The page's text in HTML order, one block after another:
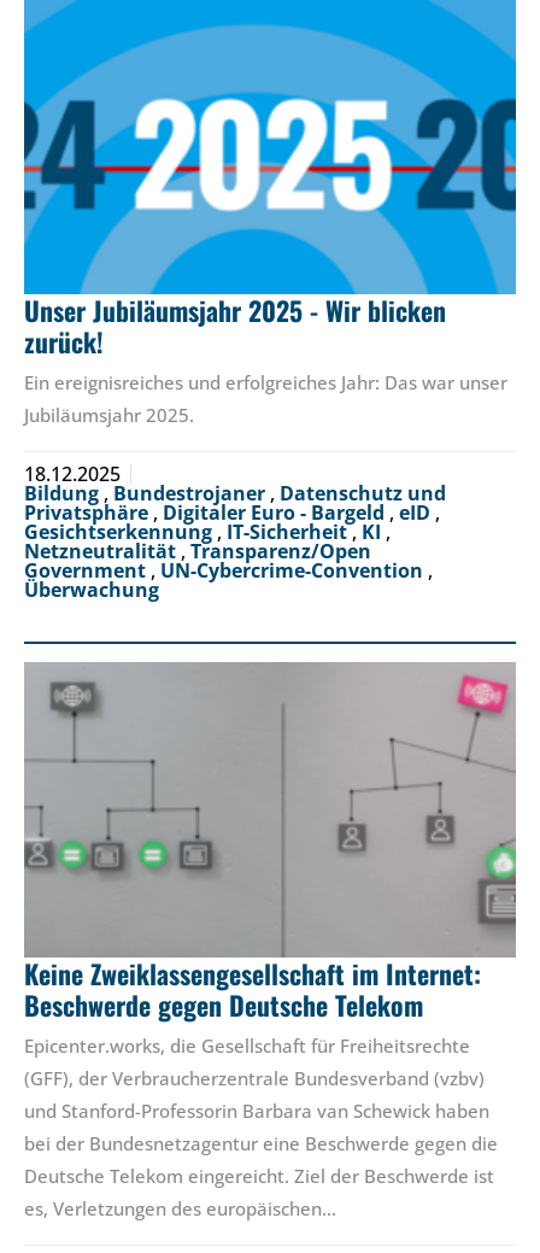
Unser Jubiläumsjahr 2025 - Wir blicken
zurück!
Ein ereignisreiches und erfolgreiches Jahr: Das war unser
Jubiläumsjahr 2025.
18.12.2025
Bildung , Bundestrojaner , Datenschutz und
Privatsphäre , Digitaler Euro - Bargeld , eID ,
Gesichtserkennung , IT-Sicherheit, KI ,
Netzneutralität , Transparenz/Open
Government , UN-Cybercrime-Convention ,
Überwachung
Keine Zweiklassengesellschaft im Internet:
Beschwerde gegen Deutsche Telekom
Epicenter.works, die Gesellschaft für Freiheitsrechte
(GFF), der Verbraucherzentrale Bundesverband (vzbv)
und Stanford-Professorin Barbara van Schewick haben
bei der Bundesnetzagentur eine Beschwerde gegen die
Deutsche Telekom eingereicht. Ziel der Beschwerde ist
es, Verletzungen des europäischen…